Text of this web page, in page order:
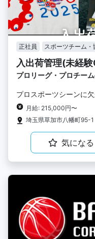
正社員 スポーツチーム・
入出荷管理(未経
プロリーグ・プロチー
プロスポーツシーンに
月給: 215,000円〜
埼玉県草加市八幡町95-1
気になる